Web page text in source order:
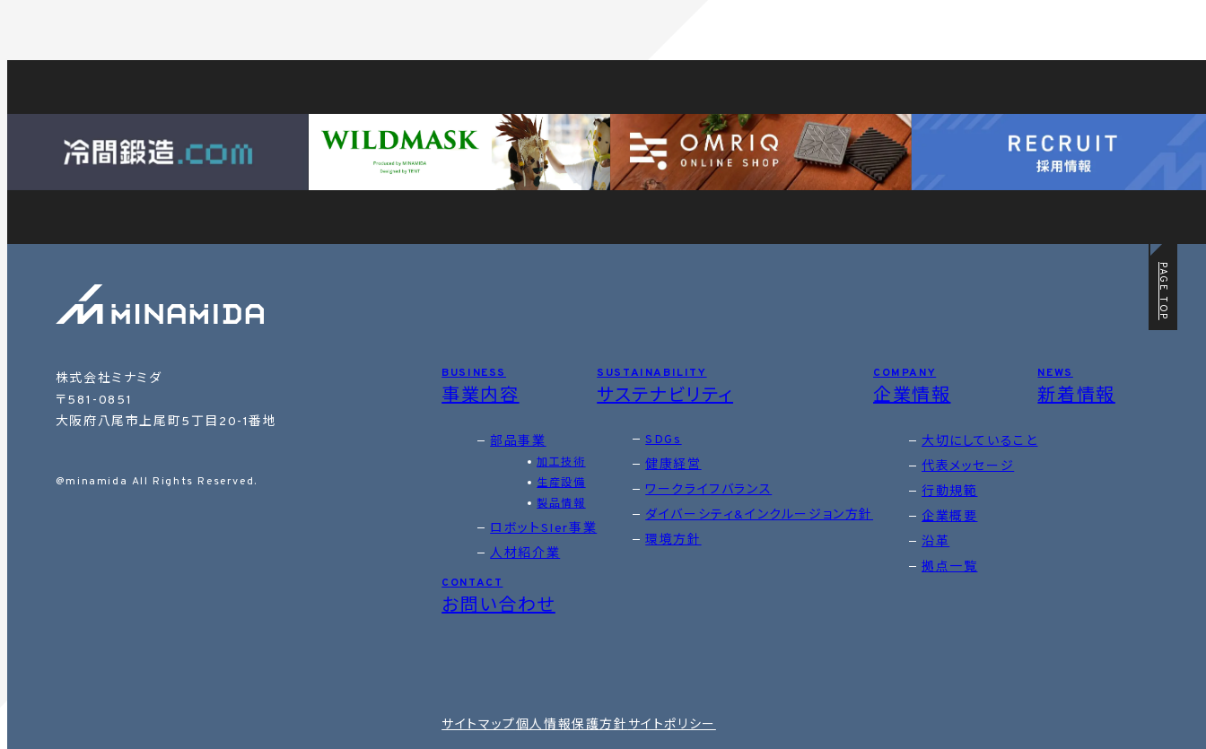
PAGE TOP
株式会社ミナミダ
〒581-0851
大阪府八尾市上尾町5丁目20-1番地
@minamida All Rights Reserved.
BUSINESS
事業内容
部品事業
加工技術
生産設備
製品情報
ロボットSIer事業
人材紹介業
SUSTAINABILITY
サステナビリティ
SDGs
健康経営
ワークライフバランス
ダイバーシティ&インクルージョン方針
環境方針
COMPANY
企業情報
大切にしていること
代表メッセージ
行動規範
企業概要
沿革
拠点一覧
NEWS
新着情報
CONTACT
お問い合わせ
サイトマップ個人情報保護方針 サイトポリシー